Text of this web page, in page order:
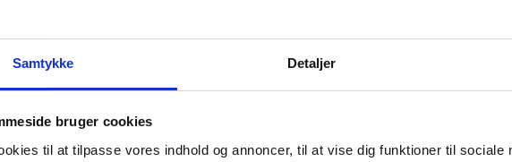
Samtykke Detaljer
bruger cookies
til at tilpasse vores indhold og annoncer, til at vise dig funktioner til sociale
for the next time I comment.
års erfaring med alt inden for tagbranchen. Uanset om du har brug for små
at du får resultater af høj kvalitet, der holder i mange år fremover.